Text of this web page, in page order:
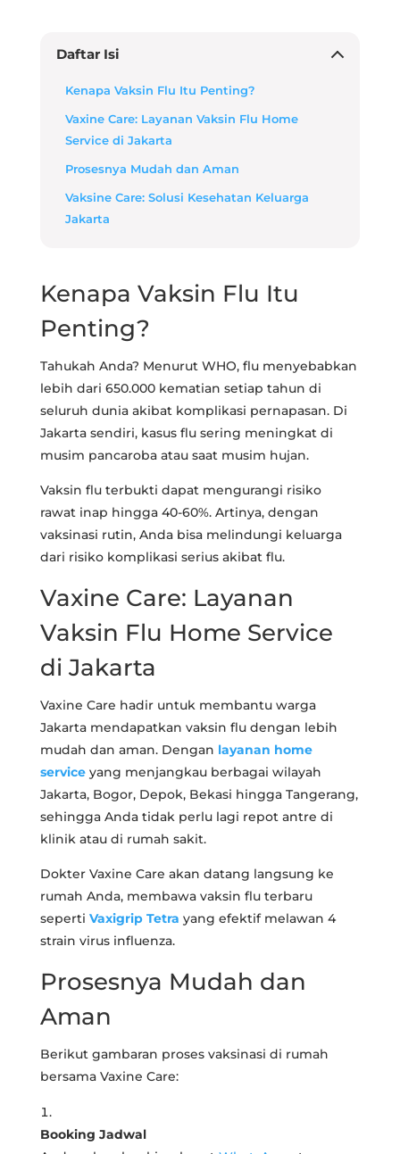
Daftar Isi
Kenapa Vaksin Flu Itu Penting?
Vaxine Care: Layanan Vaksin Flu Home
Service di Jakarta
Prosesnya Mudah dan Aman
Vaksine Care: Solusi Kesehatan Keluarga
Jakarta
Kenapa Vaksin Flu Itu
Penting?
Tahukah Anda? Menurut WHO, flu menyebabkan
lebih dari 650.000 kematian setiap tahun di
seluruh dunia akibat komplikasi pernapasan. Di
Jakarta sendiri, kasus flu sering meningkat di
musim pancaroba atau saat musim hujan.
Vaksin flu terbukti dapat mengurangi risiko
rawat inap hingga 40-60%. Artinya, dengan
vaksinasi rutin, Anda bisa melindungi keluarga
dari risiko komplikasi serius akibat flu.
Vaxine Care: Layanan
Vaksin Flu Home Service
di Jakarta
Vaxine Care hadir untuk membantu warga
Jakarta mendapatkan vaksin flu dengan lebih
mudah dan aman. Dengan layanan home
serviceyang menjangkau berbagai wilayah
Jakarta, Bogor, Depok, Bekasi hingga Tangerang,
sehingga Anda tidak perlu lagi repot antre di
klinik atau di rumah sakit.
Dokter Vaxine Care akan datang langsung ke
rumah Anda, membawa vaksin flu terbaru
seperti Vaxigrip Tetra yang efektif melawan 4
strain virus influenza.
Prosesnya Mudah dan
Aman
Berikut gambaran proses vaksinasi di rumah
bersama Vaxine Care:
Booking Jadwal